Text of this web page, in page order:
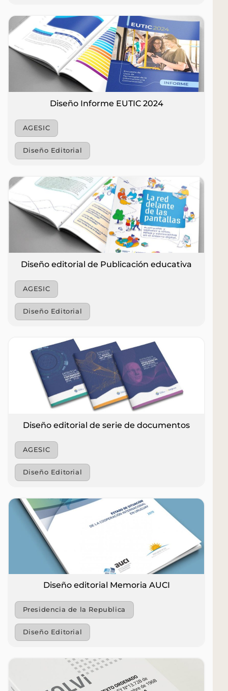
Diseño Informe EUTIC 2024
AGESIC
Diseño Editorial
Diseño editorial de Publicación educativa
AGESIC
Diseño Editorial
Diseño editorial de serie de documentos
AGESIC
Diseño Editorial
Diseño editorial Memoria AUCI
Presidencia de la Republica
Diseño Editorial